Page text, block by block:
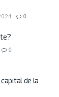
0
0
de la